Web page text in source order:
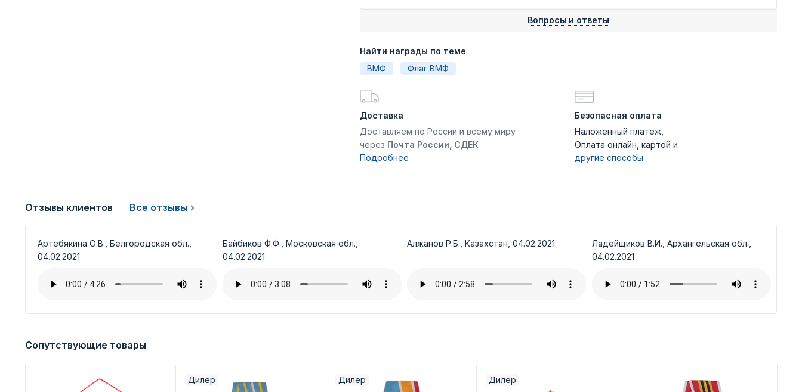
Вопросы и ответы
Найти награды по теме
ВМФ
Флаг ВМФ
Доставка
Доставляем по России и всему миру
через Почта России, СДЕК
Подробнее
Безопасная оплата
Наложенный платеж,
Оплата онлайн, картой и
другие способы
Отзывы клиентов Все отзывы
Артебякина О.В., Белгородская обл.,
04.02.2021
Байбиков Ф.Ф., Московская обл.,
04.02.2021
Алжанов Р.Б., Казахстан, 04.02.2021
Ладейщиков В.И., Архангельская обл.,
04.02.2021
Сопутствующие товары
Дилер Дилер Дилер